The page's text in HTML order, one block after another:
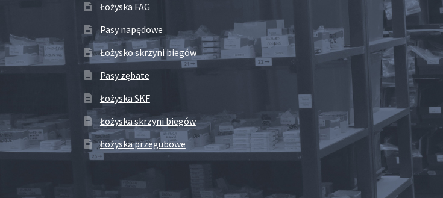
Łożyska FAG
Pasy napędowe
Łożysko skrzyni biegów
Pasy zębate
Łożyska SKF
Łożyska skrzyni biegów
Łożyska przegubowe